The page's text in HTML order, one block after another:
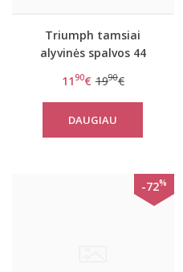
Triumph tamsiai
alyvinės spalvos 44
Amourette Charm
Brazilian
1190€ 1990€
DAUGIAU
-72%